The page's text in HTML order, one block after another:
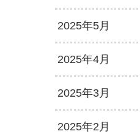
2025年5月
2025年4月
2025年3月
2025年2月